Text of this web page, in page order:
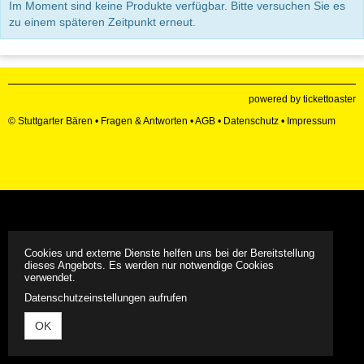
Im Moment sind keine Produkte verfügbar. Bitte versuchen Sie es
zu einem späteren Zeitpunkt erneut.
powered by tickettoaster
© Stuttgarter Bären • Fragen & Antworten •AGB • Datenschutz • Impressum
Cookies und externe Dienste helfen uns bei der Bereitstellung
dieses Angebots. Es werden nur notwendige Cookies
verwendet.
Datenschutzeinstellungen aufrufen
OK